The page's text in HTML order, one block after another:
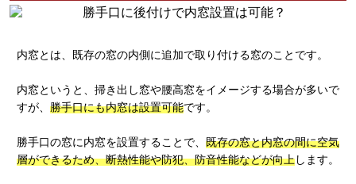
内窓とは、既存の窓の内側に追加で取り付ける窓のことです。
内窓というと、掃き出し窓や腰高窓をイメージする場合が多いで
すが、 勝手口にも内窓は設置可能です。
勝手口の窓に内窓を設置することで、 既存の窓と内窓の間に空気
層ができるため、断熱性能や防犯、防音性能などが向上します。